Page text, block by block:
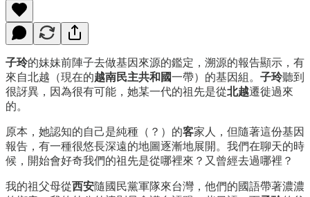
子玲的妹妹前陣子去做基因來源的鑑定，溯源的報告顯示，有
來自北越（現在的越南民主共和國一帶）的基因組。 子玲聽到
很訝異，因為很有可能，她某一代的祖先是從北越遷徙過來
的。
原本，她認知的自己是純種（？）的客家人，但隨著這份基因
報告，有一種很悠長深遠的地圖逐漸地展開。我們在聊天的時
候，開始會好奇我們的祖先是從哪裡來？又曾經去過哪裡？
我的祖父母從西安隨國民黨軍隊來台灣，他們的國語帶著濃濃